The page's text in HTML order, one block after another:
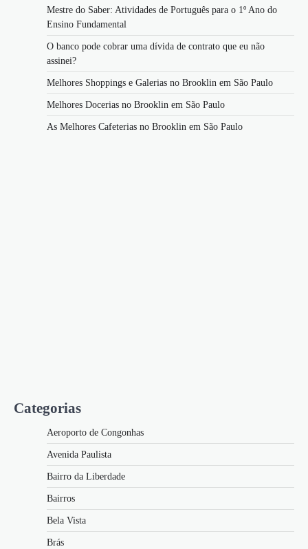
Mestre do Saber: Atividades de Português para o 1º Ano do
Ensino Fundamental
O banco pode cobrar uma dívida de contrato que eu não
assinei?
Melhores Shoppings e Galerias no Brooklin em São Paulo
Melhores Docerias no Brooklin em São Paulo
As Melhores Cafeterias no Brooklin em São Paulo
Categorias
Aeroporto de Congonhas
Avenida Paulista
Bairro da Liberdade
Bairros
Bela Vista
Brás